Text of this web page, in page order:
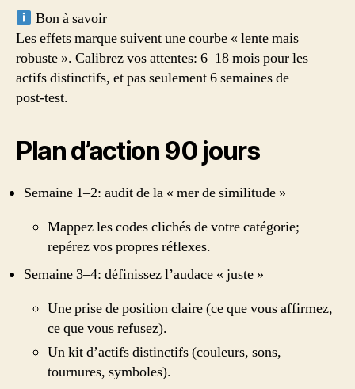
Bon à savoir
Les effets marque suivent une courbe « lente mais
robuste ». Calibrez vos attentes: 6–18 mois pour les
actifs distinctifs, et pas seulement 6 semaines de
post‑test.
Plan d’action 90 jours
Semaine 1–2: audit de la « mer de similitude »
Mappez les codes clichés de votre catégorie;
repérez vos propres réflexes.
Semaine 3–4: définissez l’audace « juste »
Une prise de position claire (ce que vous affirmez,
ce que vous refusez).
Un kit d’actifs distinctifs (couleurs, sons,
tournures, symboles).